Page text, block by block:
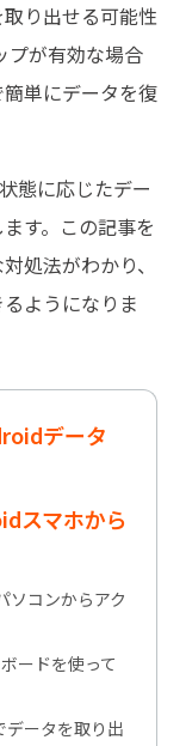
り出せる可能性
プが有効な場合
単にデータを復
態に応じたデー
す。この記事を
処法がわかり、
ようになりま
データ
スマホから
ソコンからアク
ードを使って
ータを取り出